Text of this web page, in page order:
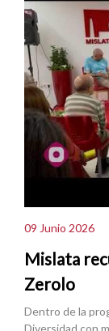
09 Junio 2026
Mislata
Zerolo
Dentro de la
Diversidad con